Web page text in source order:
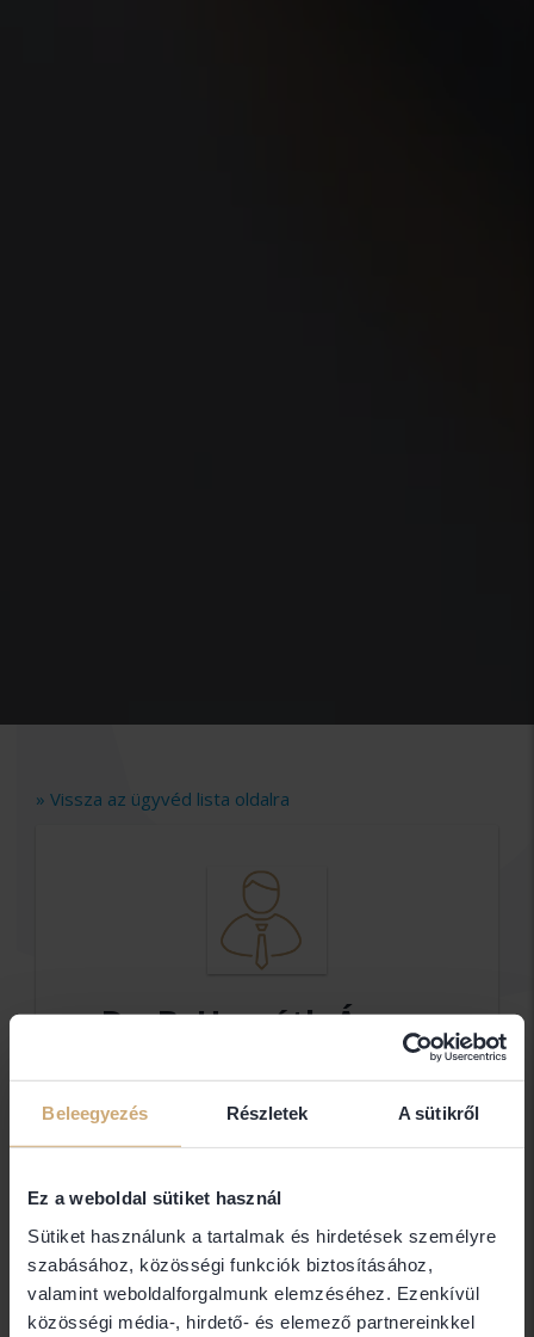
Beleegyezés Részletek A sütikről
Ez a weboldal sütiket használ
Sütiket használunk a tartalmak és hirdetések személyre
szabásához, közösségi funkciók biztosításához,
valamint weboldalforgalmunk elemzéséhez. Ezenkívül
közösségi média-, hirdető- és elemező partnereinkkel
» Vissza az ügyvéd lista oldalra
Dr. B. Horváth Ágnes
DR.B. HORVÁTH ÁGNES ÜGYVÉDI
IRODA
Elérhetőségek
1071 Budapest